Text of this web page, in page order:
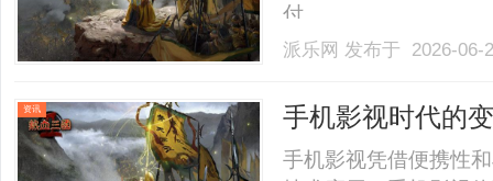
付。......
派乐网 发布于 2026-
资讯 手机影视时代的
手机影视凭借便携性